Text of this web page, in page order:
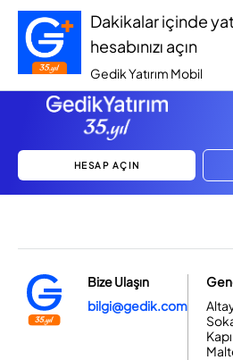
Dakikalar içinde
hesabınızı açın
Gedik Yatırım Mobil
HESAP AÇIN
Bize Ulaşın
bilgi@gedik.com